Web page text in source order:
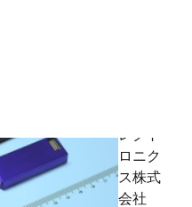
レクト
ロニク
ス株式
会社